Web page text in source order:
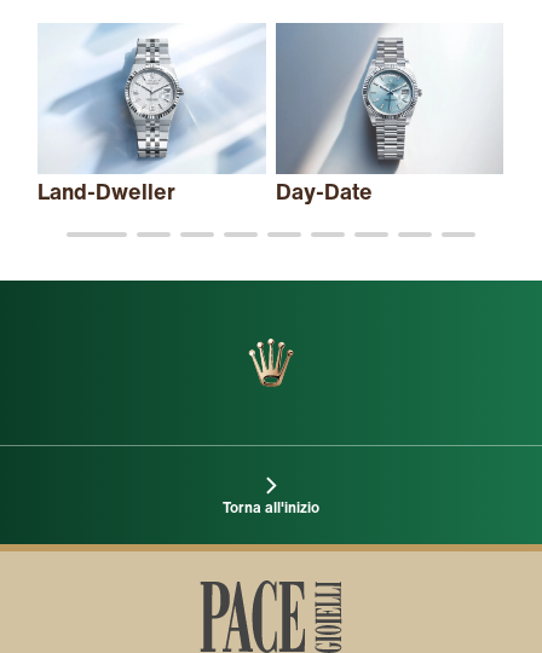
Land-Dweller Day-Date
Torna all'inizio